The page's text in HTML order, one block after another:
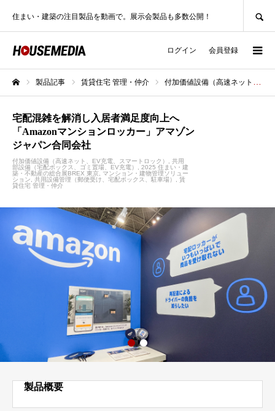
住まい・建築の注目製品を動画で。展示会製品も多数公開！
ログイン 会員登録
製品記事 賃貸住宅 管理・仲介 付加価値設備（高速ネット、EV充電、スマートロック）
宅配混雑を解消し入居者満足度向上へ
「Amazonマンションロッカー」アマゾン
ジャパン合同会社
付加価値設備（高速ネット、EV充電、スマートロック）
共用
部設備（宅配ボックス、ゴミ置場、EV充電）
2025 住まい・建
築・不動産の総合展BREX 東京
マンション・建物管理ソリュー
ション
共用設備管理（郵便受け、宅配ボックス、駐車場）
賃
貸住宅 管理・仲介
製品概要